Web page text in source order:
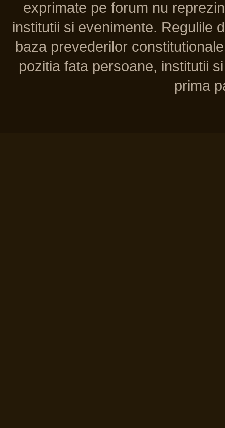
exprimate pe forum nu
institutii si evenimente. Regulile
baza prevederilor
pozitia fata persoane, institutii
prima